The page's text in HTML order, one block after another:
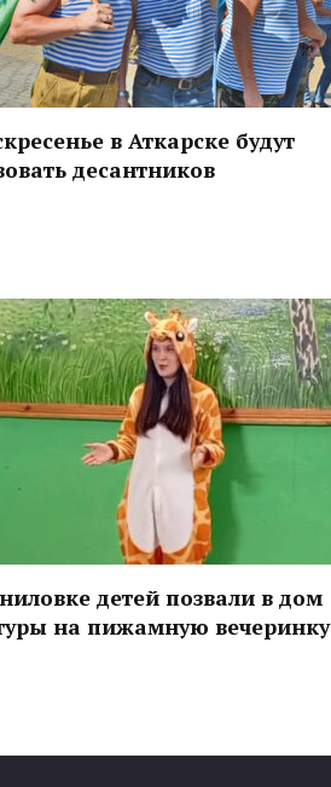
в Аткарске будут
десантников
детей позвали в дом
на пижамную вечеринку